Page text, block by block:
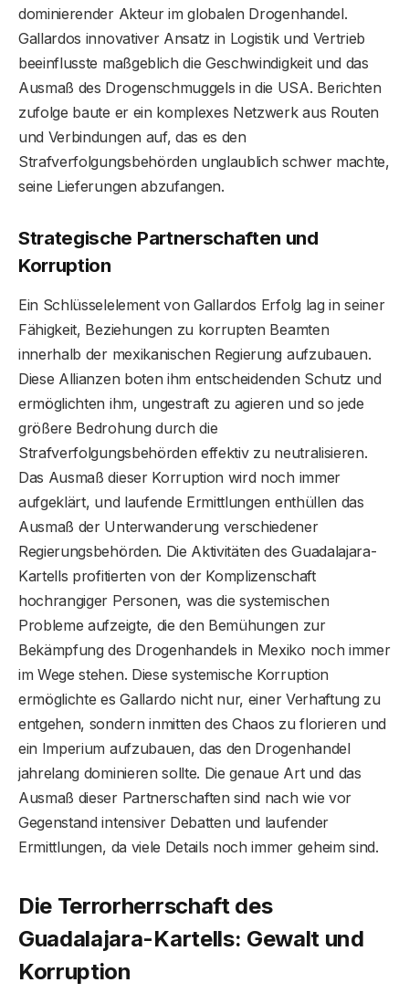
dominierender Akteur im globalen Drogenhandel.
Gallardos innovativer Ansatz in Logistik und Vertrieb
beeinflusste maßgeblich die Geschwindigkeit und das
Ausmaß des Drogenschmuggels in die USA. Berichten
zufolge baute er ein komplexes Netzwerk aus Routen
und Verbindungen auf, das es den
Strafverfolgungsbehörden unglaublich schwer machte,
seine Lieferungen abzufangen.
Strategische Partnerschaften und
Korruption
Ein Schlüsselelement von Gallardos Erfolg lag in seiner
Fähigkeit, Beziehungen zu korrupten Beamten
innerhalb der mexikanischen Regierung aufzubauen.
Diese Allianzen boten ihm entscheidenden Schutz und
ermöglichten ihm, ungestraft zu agieren und so jede
größere Bedrohung durch die
Strafverfolgungsbehörden effektiv zu neutralisieren.
Das Ausmaß dieser Korruption wird noch immer
aufgeklärt, und laufende Ermittlungen enthüllen das
Ausmaß der Unterwanderung verschiedener
Regierungsbehörden. Die Aktivitäten des Guadalajara-
Kartells profitierten von der Komplizenschaft
hochrangiger Personen, was die systemischen
Probleme aufzeigte, die den Bemühungen zur
Bekämpfung des Drogenhandels in Mexiko noch immer
im Wege stehen. Diese systemische Korruption
ermöglichte es Gallardo nicht nur, einer Verhaftung zu
entgehen, sondern inmitten des Chaos zu florieren und
ein Imperium aufzubauen, das den Drogenhandel
jahrelang dominieren sollte. Die genaue Art und das
Ausmaß dieser Partnerschaften sind nach wie vor
Gegenstand intensiver Debatten und laufender
Ermittlungen, da viele Details noch immer geheim sind.
Die Terrorherrschaft des
Guadalajara-Kartells: Gewalt und
Korruption